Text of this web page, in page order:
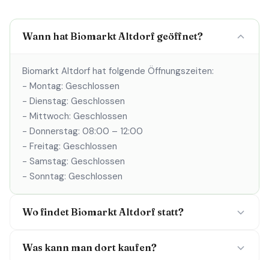
Wann hat Biomarkt Altdorf geöffnet?
Biomarkt Altdorf hat folgende Öffnungszeiten:
- Montag: Geschlossen
- Dienstag: Geschlossen
- Mittwoch: Geschlossen
- Donnerstag: 08:00 – 12:00
- Freitag: Geschlossen
- Samstag: Geschlossen
- Sonntag: Geschlossen
Wo findet Biomarkt Altdorf statt?
Was kann man dort kaufen?